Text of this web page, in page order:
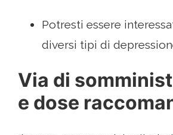
Potresti essere
diversi tipi di
Via di
e dose